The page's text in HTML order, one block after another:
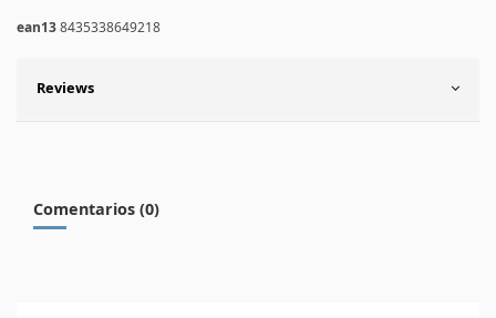
ean138435338649218
Reviews
Comentarios (0)